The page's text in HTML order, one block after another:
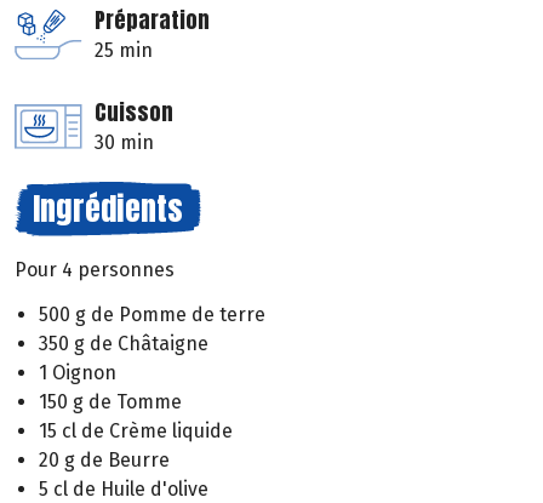
Préparation
25 min
Cuisson
30 min
Ingrédients
Pour 4 personnes
500 g de Pomme de terre
350 g de Châtaigne
1 Oignon
150 g de Tomme
15 cl de Crème liquide
20 g de Beurre
5 cl de Huile d'olive